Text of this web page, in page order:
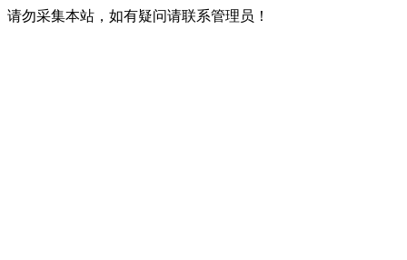
请勿采集本站，如有疑问请联系管理员！